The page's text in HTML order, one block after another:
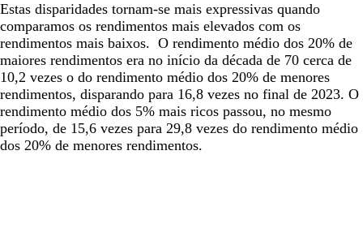
Estas disparidades tornam-se mais expressivas quando
comparamos os rendimentos mais elevados com os
rendimentos mais baixos. O rendimento médio dos 20% de
maiores rendimentos era no início da década de 70 cerca de
10,2 vezes o do rendimento médio dos 20% de menores
rendimentos, disparando para 16,8 vezes no final de 2023. O
rendimento médio dos 5% mais ricos passou, no mesmo
período, de 15,6 vezes para 29,8 vezes do rendimento médio
dos 20% de menores rendimentos.